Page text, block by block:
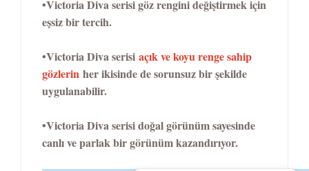
•Victoria Diva serisi göz rengini değiştirmek için
eşsiz bir tercih.
•Victoria Diva serisi açık ve koyu renge sahip
gözlerin her ikisinde de sorunsuz bir şekilde
uygulanabilir.
•Victoria Diva serisi doğal görünüm sayesinde
canlı ve parlak bir görünüm kazandırıyor.